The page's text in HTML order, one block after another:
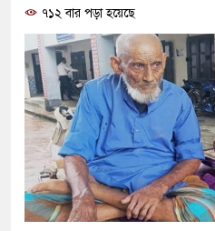
৭১২ বার পড়া হয়েছে